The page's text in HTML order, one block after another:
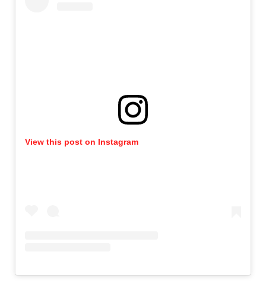
View this post on Instagram